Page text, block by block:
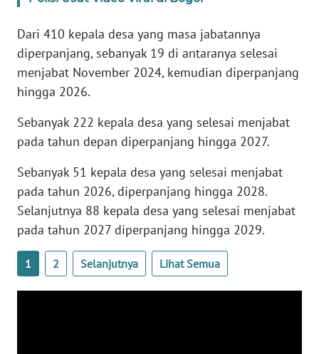
Dari 410 kepala desa yang masa jabatannya
diperpanjang, sebanyak 19 di antaranya selesai
menjabat November 2024, kemudian diperpanjang
hingga 2026.
Sebanyak 222 kepala desa yang selesai menjabat
pada tahun depan diperpanjang hingga 2027.
Sebanyak 51 kepala desa yang selesai menjabat
pada tahun 2026, diperpanjang hingga 2028.
Selanjutnya 88 kepala desa yang selesai menjabat
pada tahun 2027 diperpanjang hingga 2029.
1 2 Selanjutnya Lihat Semua
JAKARTA
WN
WN
BANTEN
WN
NTT
WN